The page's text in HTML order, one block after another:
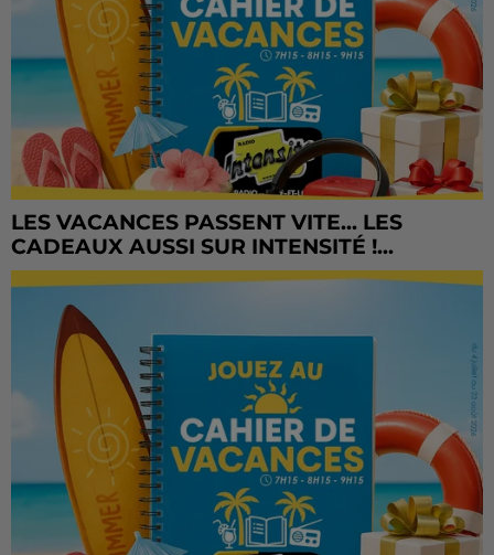
LES VACANCES PASSENT VITE... LES
CADEAUX AUSSI SUR INTENSITÉ !...